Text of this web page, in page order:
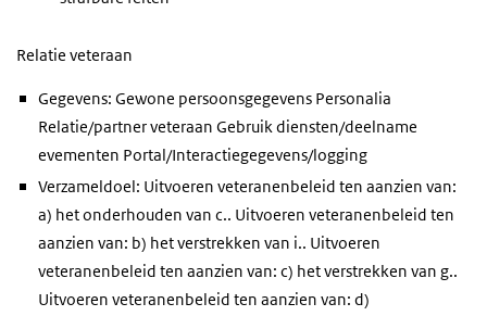
Relatie veteraan
Gegevens: Gewone persoonsgegevens Personalia
Relatie/partner veteraan Gebruik diensten/deelname
evementen Portal/Interactiegegevens/logging
Verzameldoel: Uitvoeren veteranenbeleid ten aanzien van:
a) het onderhouden van c.. Uitvoeren veteranenbeleid ten
aanzien van: b) het verstrekken van i.. Uitvoeren
veteranenbeleid ten aanzien van: c) het verstrekken van g..
Uitvoeren veteranenbeleid ten aanzien van: d)